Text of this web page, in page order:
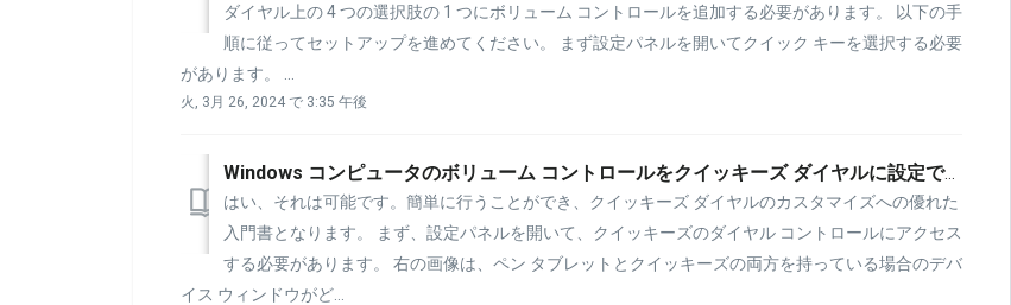
ダイヤル上の 4 つの選択肢の 1 つにボリューム コントロールを追加する必要があります。 以下の手
順に従ってセットアップを進めてください。 まず設定パネルを開いてクイック キーを選択する必要
があります。 ...
火, 3月 26, 2024 で 3:35 午後
Windows コンピュータのボリューム コントロールをクイッキーズ ダイヤルに設定できますか?
はい、それは可能です。簡単に行うことができ、クイッキーズ ダイヤルのカスタマイズへの優れた
入門書となります。 まず、設定パネルを開いて、クイッキーズのダイヤル コントロールにアクセス
する必要があります。 右の画像は、ペン タブレットとクイッキーズの両方を持っている場合のデバ
イス ウィンドウがど...